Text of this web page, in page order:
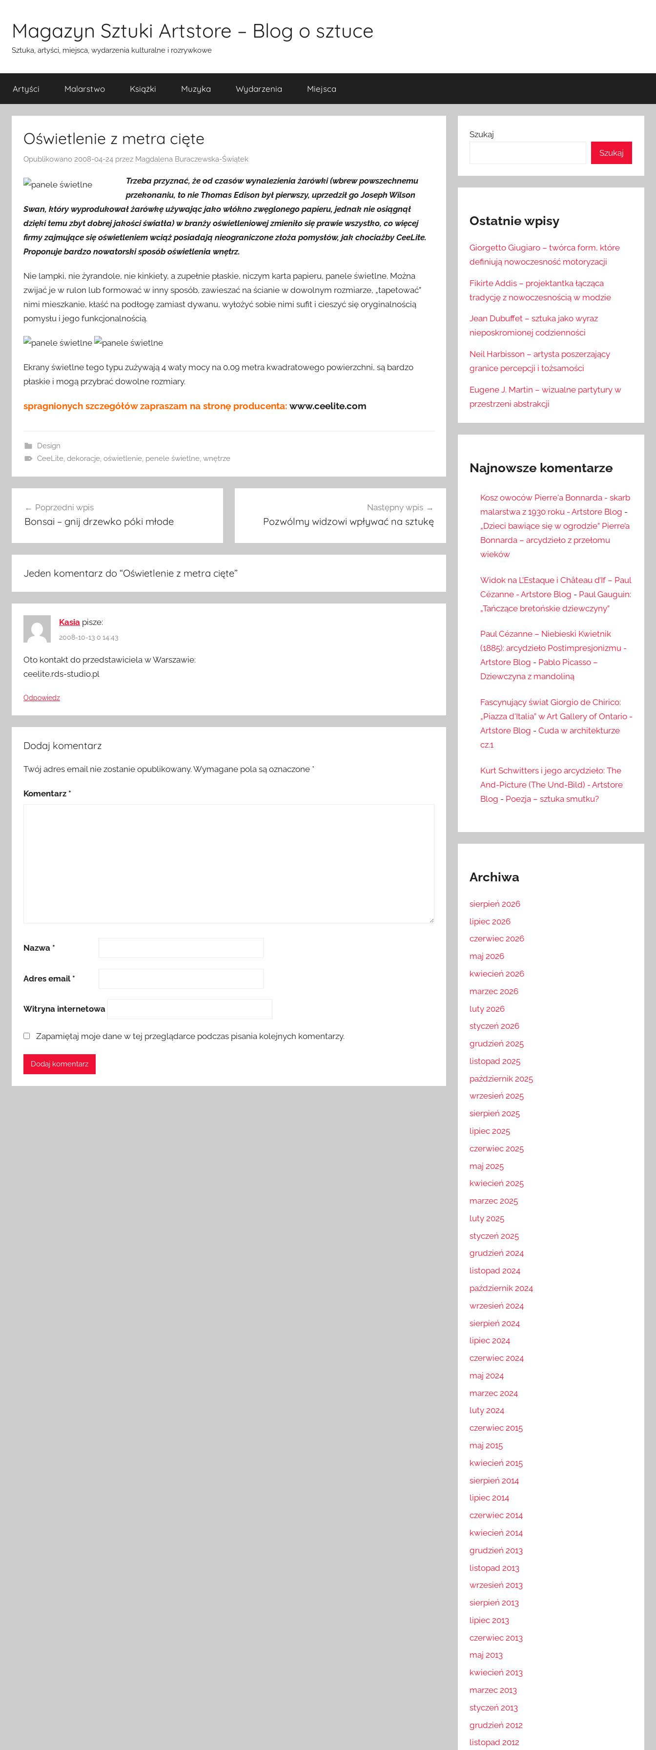
treściMagazyn Sztuki Artstore – Blog o sztuce
Sztuka, artyści, miejsca, wydarzenia kulturalne i rozrywkowe
Artyści Malarstwo Książki Muzyka Wydarzenia Miejsca
Oświetlenie z metra cięte
Opublikowano 2008-04-24 przez Magdalena Buraczewska-Świątek
Trzeba przyznać, że od czasów wynalezienia żarówki (wbrew powszechnemu
przekonaniu, to nie Thomas Edison był pierwszy, uprzedził go Joseph Wilson
Swan, który wyprodukował żarówkę używając jako włókno zwęglonego papieru, jednak nie osiągnął
dzięki temu zbyt dobrej jakości światła) w branży oświetleniowej zmieniło się prawie wszystko, co więcej
firmy zajmujące się oświetleniem wciąż posiadają nieograniczone złoża pomysłów, jak chociażby CeeLite.
Proponuje bardzo nowatorski sposób oświetlenia wnętrz.
Nie lampki, nie żyrandole, nie kinkiety, a zupełnie płaskie, niczym karta papieru, panele świetlne. Można
zwijać je w rulon lub formować w inny sposób, zawieszać na ścianie w dowolnym rozmiarze, „tapetować”
nimi mieszkanie, kłaść na podłogę zamiast dywanu, wyłożyć sobie nimi sufit i cieszyć się oryginalnością
pomysłu i jego funkcjonalnością.
Ekrany świetlne tego typu zużywają 4 waty mocy na 0,09 metra kwadratowego powierzchni, są bardzo
płaskie i mogą przybrać dowolne rozmiary.
spragnionych szczegółów zapraszam na stronę producenta: www.ceelite.com
Design
CeeLite, dekoracje, oświetlenie, penele świetlne, wnętrze
wpisuPoprzedni wpis
Bonsai – gnij drzewko póki młode
Następny wpis
Pozwólmy widzowi wpływać na sztukę
Jeden komentarz do “Oświetlenie z metra cięte”
Kasia pisze:
2008-10-13 o 14:43
Oto kontakt do przedstawiciela w Warszawie:
ceelite.rds-studio.pl
Odpowiedz
Dodaj komentarz
Twój adres email nie zostanie opublikowany. Wymagane pola są oznaczone *
Komentarz *
Nazwa *
Adres email *
Witryna internetowa
Zapamiętaj moje dane w tej przeglądarce podczas pisania kolejnych komentarzy.
Szukaj
Szukaj
Ostatnie wpisy
Giorgetto Giugiaro – twórca form, które
definiują nowoczesność motoryzacji
Fikirte Addis – projektantka łącząca
tradycję z nowoczesnością w modzie
Jean Dubuffet – sztuka jako wyraz
nieposkromionej codzienności
Neil Harbisson – artysta poszerzający
granice percepcji i tożsamości
Eugene J. Martin – wizualne partytury w
przestrzeni abstrakcji
Najnowsze komentarze
Kosz owoców Pierre'a Bonnarda - skarb
malarstwa z 1930 roku - Artstore Blog -
„Dzieci bawiące się w ogrodzie” Pierre’a
Bonnarda – arcydzieło z przełomu
wieków
Widok na L’Estaque i Château d’If – Paul
Cézanne - Artstore Blog - Paul Gauguin:
„Tańczące bretońskie dziewczyny”
Paul Cézanne – Niebieski Kwietnik
(1885): arcydzieło Postimpresjonizmu -
Artstore Blog - Pablo Picasso –
Dziewczyna z mandoliną
Fascynujący świat Giorgio de Chirico:
„Piazza d'Italia” w Art Gallery of Ontario -
Artstore Blog - Cuda w architekturze
cz.1
Kurt Schwitters i jego arcydzieło: The
And-Picture (The Und-Bild) - Artstore
Blog - Poezja – sztuka smutku?
Archiwa
sierpień 2026
lipiec 2026
czerwiec 2026
maj 2026
kwiecień 2026
marzec 2026
luty 2026
styczeń 2026
grudzień 2025
listopad 2025
październik 2025
wrzesień 2025
sierpień 2025
lipiec 2025
czerwiec 2025
maj 2025
kwiecień 2025
marzec 2025
luty 2025
styczeń 2025
grudzień 2024
listopad 2024
październik 2024
wrzesień 2024
sierpień 2024
lipiec 2024
czerwiec 2024
maj 2024
marzec 2024
luty 2024
czerwiec 2015
maj 2015
kwiecień 2015
sierpień 2014
lipiec 2014
czerwiec 2014
kwiecień 2014
grudzień 2013
listopad 2013
wrzesień 2013
sierpień 2013
lipiec 2013
czerwiec 2013
maj 2013
kwiecień 2013
marzec 2013
styczeń 2013
grudzień 2012
listopad 2012